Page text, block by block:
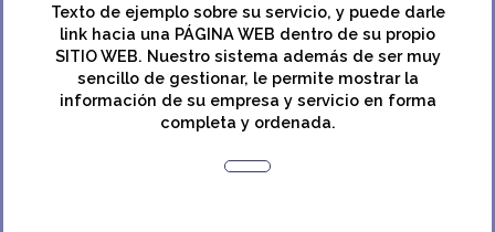
Texto de ejemplo sobre su servicio, y puede darle
link hacia una PÁGINA WEB dentro de su propio
SITIO WEB. Nuestro sistema además de ser muy
sencillo de gestionar, le permite mostrar la
información de su empresa y servicio en forma
completa y ordenada.